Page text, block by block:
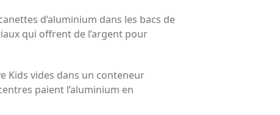
d’aluminium dans les bacs de
qui offrent de l’argent pour
Kids vides dans un conteneur
paient l’aluminium en